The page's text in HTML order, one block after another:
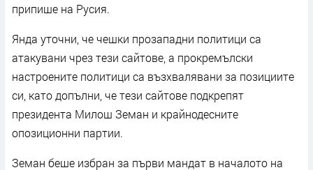
припише на Русия.
Янда уточни, че чешки прозападни политици са
атакувани чрез тези сайтове, а прокремълски
настроените политици са възхвалявани за позициите
си, като допълни, че тези сайтове подкрепят
президента Милош Земан и крайнодесните
опозиционни партии.
Земан беше избран за първи мандат в началото на